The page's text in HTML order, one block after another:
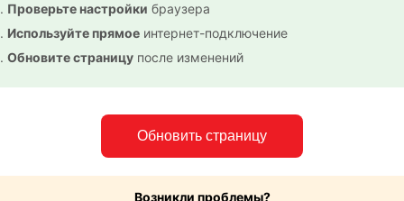
Проверьте настройки браузера
Используйте прямое интернет-подключение
Обновите страницу после изменений
Обновить страницу
Возникли проблемы?